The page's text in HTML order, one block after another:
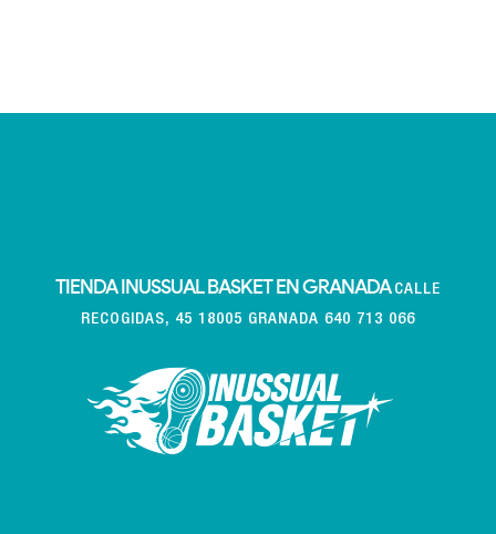
TIENDA INUSSUAL BASKET EN GRANADA CALLE
RECOGIDAS, 45 18005 GRANADA 640 713 066